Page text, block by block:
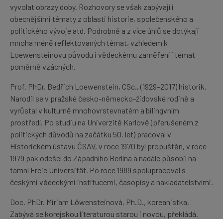
vyvolat obrazy doby. Rozhovory se však zabývají i
obecnějšími tématy z oblasti historie, společenského a
politického vývoje atd. Podrobně a z více úhlů se dotýkají
mnoha méně reflektovaných témat, vzhledem k
Loewensteinovu původu i vědeckému zaměření i témat
poměrně vzácných.
Prof. PhDr. Bedřich Loewenstein, CSc., (1929–2017) historik.
Narodil se v pražské česko-německo-židovské rodině a
vyrůstal v kulturně mnohovrstevnatém a bilingvním
prostředí. Po studiu na Univerzitě Karlově (přerušeném z
politických důvodů na začátku 50. let) pracoval v
Historickém ústavu ČSAV, v roce 1970 byl propuštěn, v roce
1979 pak odešel do Západního Berlína a nadále působil na
tamní Freie Universität. Po roce 1989 spolupracoval s
českými vědeckými institucemi, časopisy a nakladatelstvími.
Doc. PhDr. Miriam Löwensteinová, Ph.D., koreanistka,
Zabývá se korejskou literaturou starou i novou, překládá.